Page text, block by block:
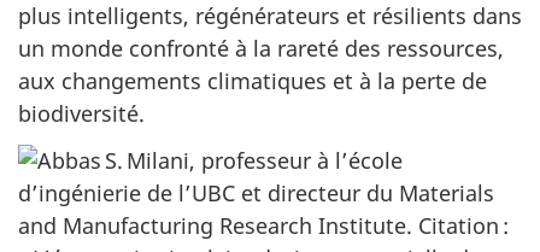
plus intelligents, régénérateurs et résilients dans
un monde confronté à la rareté des ressources,
aux changements climatiques et à la perte de
biodiversité.